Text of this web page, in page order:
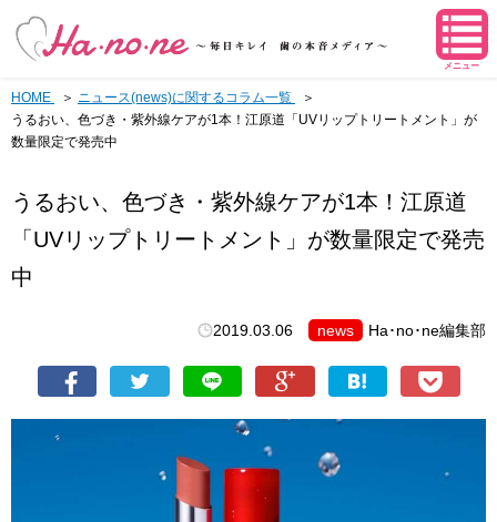
メニュー
HOME
ニュース(news)に関するコラム一覧
うるおい、色づき・紫外線ケアが1本！江原道「UVリップトリートメント」が
数量限定で発売中
うるおい、色づき・紫外線ケアが1本！江原道
「UVリップトリートメント」が数量限定で発売
中
2019.03.06 news Ha･no･ne編集部